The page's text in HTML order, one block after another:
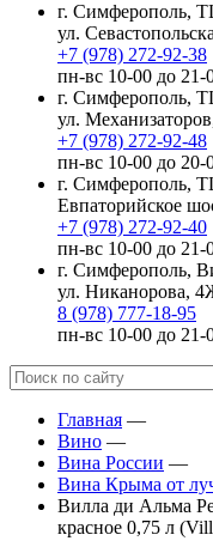
г. Симферополь,
ул.
+7 (978) 272-92-38
пн-вс 10-00 до 21-
г. Симферополь,
ул.
+7 (978) 272-92-48
пн-вс 10-00 до 20-
г.
Евпаторийское
+7 (978) 272-92-40
пн-вс 10-00 до 21-
г. Симферополь,
ул. Никанорова,
8 (978) 777-18-95
пн-вс 10-00 до 21-
Главная —
Вино —
Вина России —
Вина Крыма от
Вилла ди Альма
красное 0,75 л